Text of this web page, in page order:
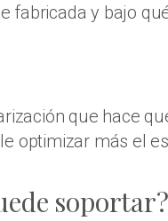
fabricada y bajo
que hace
optimizar más el
soportar?